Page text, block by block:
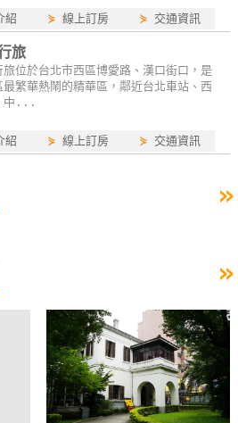
紹 ⋟線上訂房 ⋟ 交通資訊
旅
旅位於台北市西區博愛路、漢口街口，是
最繁華熱鬧的精華區，鄰近台北車站、西
中...
紹 ⋟線上訂房 ⋟ 交通資訊
»
»